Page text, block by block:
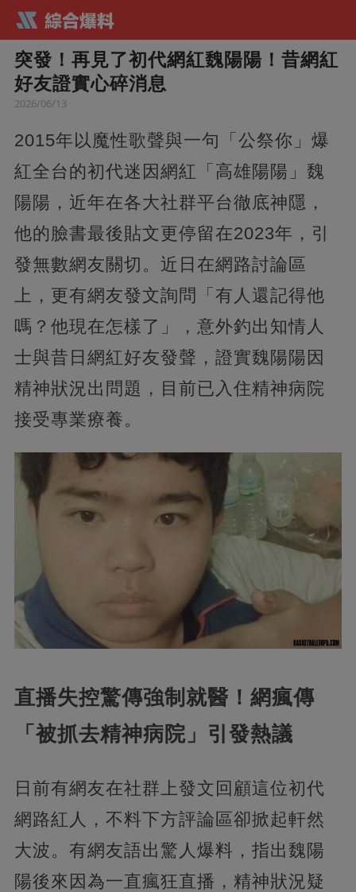
突發！再見了初代網紅魏陽陽！昔網紅
好友證實心碎消息
2026/06/13
2015年以魔性歌聲與一句「公祭你」爆
紅全台的初代迷因網紅「高雄陽陽」魏
陽陽，近年在各大社群平台徹底神隱，
他的臉書最後貼文更停留在2023年，引
發無數網友關切。近日在網路討論區
上，更有網友發文詢問「有人還記得他
嗎？他現在怎樣了」，意外釣出知情人
士與昔日網紅好友發聲，證實魏陽陽因
精神狀況出問題，目前已入住精神病院
接受專業療養。
直播失控驚傳強制就醫！網瘋傳
「被抓去精神病院」引發熱議
日前有網友在社群上發文回顧這位初代
網路紅人，不料下方評論區卻掀起軒然
大波。有網友語出驚人爆料，指出魏陽
陽後來因為一直瘋狂直播，精神狀況疑